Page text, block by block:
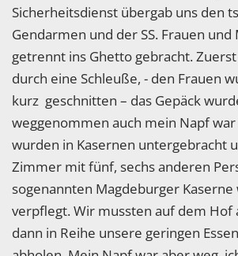
Sicherheitsdienst übergab uns den
Gendarmen und der SS. Frauen
getrennt ins Ghetto gebracht.
durch eine Schleuße, - den Frauen
kurz geschnitten – das Gepäck
weggenommen auch mein Napf
wurden in Kasernen untergebracht
Zimmer mit fünf, sechs anderen
sogenannten Magdeburger
verpflegt. Wir mussten auf dem Hof
dann in Reihe unsere geringen